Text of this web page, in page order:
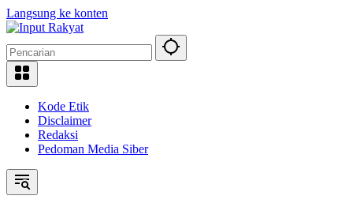
Langsung ke konten
Kode Etik
Disclaimer
Redaksi
Pedoman Media Siber